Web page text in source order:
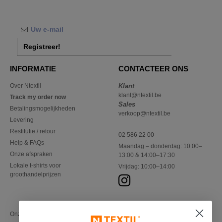
Registreer!
INFORMATIE
Over Ntextil
Track my order now
Betalingsmogelijkheden
Levering
Restitutie / retour
Help & FAQs
Onze afspraken
Lokale t-shirts voor
groothandelprijzen
CONTACTEER ONS
Klant
klant@ntextil.be
Sales
verkoop@ntextil.be
02 586 22 00
Maandag – donderdag: 10:00–
13:00 & 14:00–17:30
Vrijdag: 10:00–14:00
Onze financiële partners